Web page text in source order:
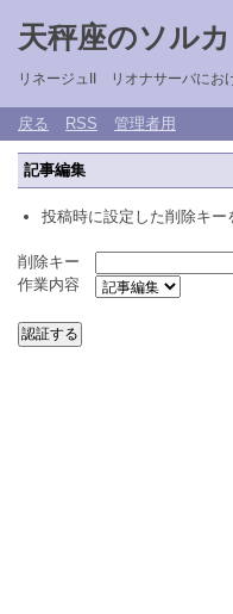
天秤座のソルカ
リネージュII リオナサーバにお
戻る RSS 管理者用
記事編集
投稿時に設定した削除キー
削除キー
作業内容